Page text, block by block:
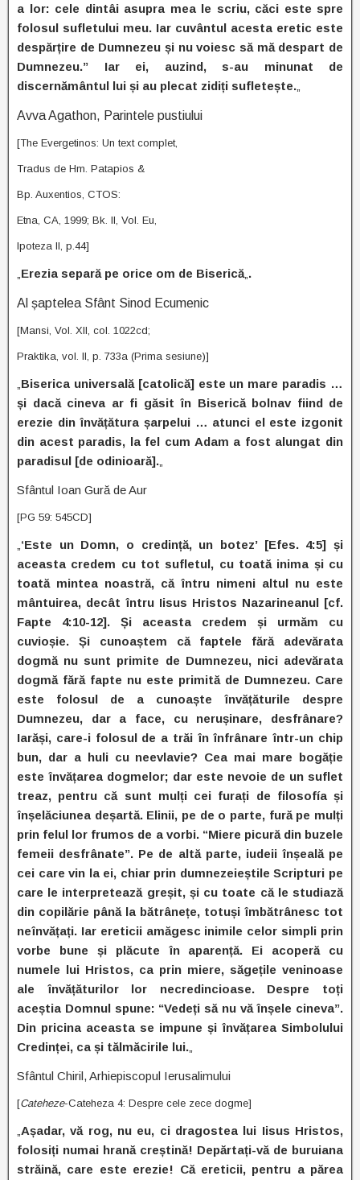
a lor: cele dintâi asupra mea le scriu, căci este spre
folosul sufletului meu. Iar cuvântul acesta eretic este
despărțire de Dumnezeu și nu voiesc să mă despart de
Dumnezeu.” Iar ei, auzind, s-au minunat de
discernământul lui și au plecat zidiți sufletește.
Avva Agathon, Parintele pustiului
[The Evergetinos: Un text complet,
Tradus de Hm. Patapios &
Bp. Auxentios, CTOS:
Etna, CA, 1999; Bk. II, Vol. Eu,
Ipoteza II, p.44]
Erezia separă pe orice om de Biserică .
Al șaptelea Sfânt Sinod Ecumenic
[Mansi, Vol. XII, col. 1022cd;
Praktika, vol. II, p. 733a (Prima sesiune)]
Biserica universală [catolică] este un mare paradis …
și dacă cineva ar fi găsit în Biserică bolnav fiind de
erezie din învățătura șarpelui … atunci el este izgonit
din acest paradis, la fel cum Adam a fost alungat din
paradisul [de odinioară].
Sfântul Ioan Gură de Aur
[PG 59: 545CD]
‘Este un Domn, o credință, un botez’ [Efes. 4:5] și
aceasta credem cu tot sufletul, cu toată inima și cu
toată mintea noastră, că întru nimeni altul nu este
mântuirea, decât întru Iisus Hristos Nazarineanul [cf.
Fapte 4:10-12]. Și aceasta credem și urmăm cu
cuvioșie. Și cunoaștem că faptele fără adevărata
dogmă nu sunt primite de Dumnezeu, nici adevărata
dogmă fără fapte nu este primită de Dumnezeu. Care
este folosul de a cunoaște învățăturile despre
Dumnezeu, dar a face, cu nerușinare, desfrânare?
Iarăși, care-i folosul de a trăi în înfrânare într-un chip
bun, dar a huli cu neevlavie? Cea mai mare bogăție
este învățarea dogmelor; dar este nevoie de un suflet
treaz, pentru că sunt mulți cei furați de filosofía și
înșelăciunea deșartă. Elinii, pe de o parte, fură pe mulți
prin felul lor frumos de a vorbi. “Miere picură din buzele
femeii desfrânate”. Pe de altă parte, iudeii înșeală pe
cei care vin la ei, chiar prin dumnezeieștile Scripturi pe
care le interpretează greșit, și cu toate că le studiază
din copilărie până la bătrânețe, totuși îmbătrânesc tot
neînvățați. Iar ereticii amăgesc inimile celor simpli prin
vorbe bune și plăcute în aparență. Ei acoperă cu
numele lui Hristos, ca prin miere, săgețile veninoase
ale învățăturilor lor necredincioase. Despre toți
aceștia Domnul spune: “Vedeți să nu vă înșele cineva”.
Din pricina aceasta se impune și învățarea Simbolului
Credinței, ca și tălmăcirile lui.
Sfântul Chiril, Arhiepiscopul Ierusalimului
[Cateheze-Cateheza 4: Despre cele zece dogme]
Așadar, vă rog, nu eu, ci dragostea lui Iisus Hristos,
folosiți numai hrană creștină! Depărtați-vă de buruiana
străină, care este erezie! Că ereticii, pentru a părea